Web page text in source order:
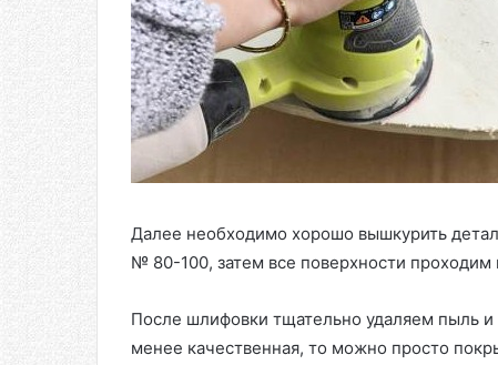
Далее необходимо хорошо вышкурить
№ 80-100, затем все поверхности
После шлифовки тщательно удаляем пыль
менее качественная, то можно просто